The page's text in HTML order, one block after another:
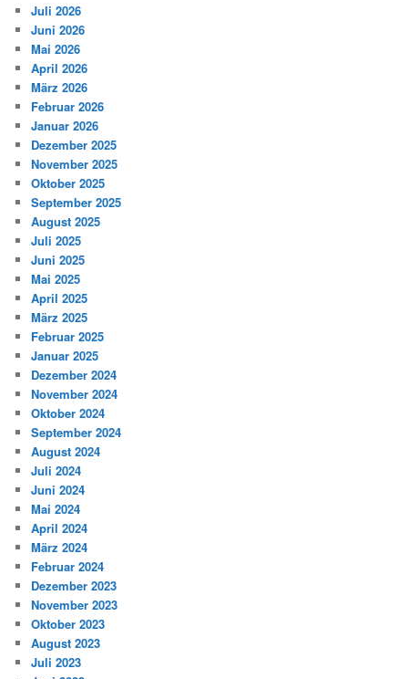
Juli 2026
Juni 2026
Mai 2026
April 2026
März 2026
Februar 2026
Januar 2026
Dezember 2025
November 2025
Oktober 2025
September 2025
August 2025
Juli 2025
Juni 2025
Mai 2025
April 2025
März 2025
Februar 2025
Januar 2025
Dezember 2024
November 2024
Oktober 2024
September 2024
August 2024
Juli 2024
Juni 2024
Mai 2024
April 2024
März 2024
Februar 2024
Dezember 2023
November 2023
Oktober 2023
August 2023
Juli 2023